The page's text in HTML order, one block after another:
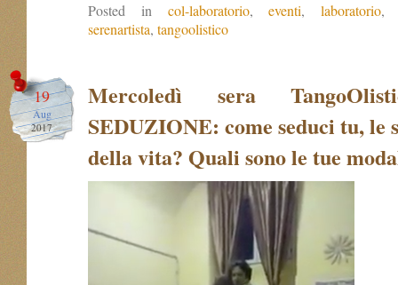
Posted in col-laboratorio,eventi,laboratorio
serenartista, tangoolistico
19
Aug
2017
Mercoledì sera
SEDUZIONE: come seduci tu, le
della vita? Quali sono le tue